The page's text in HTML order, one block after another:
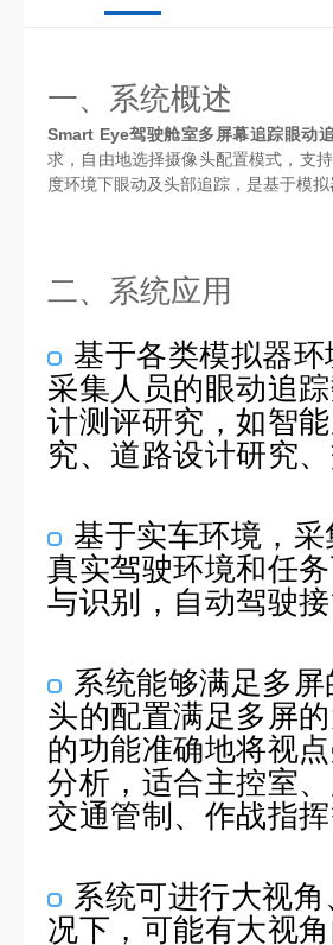
一、系统概述
Smart Eye驾驶舱室多屏幕追踪眼动
求，自由地选择摄像头配置模式，支
度环境下眼动及头部追踪，是基于模
二、系统应用
基于各类模拟器
采集人员的眼动追
计测评研究，如智
究、道路设计研究
基于实车环境，
真实驾驶环境和任
与识别，自动驾驶
系统能够满足多
头的配置满足多屏
的功能准确地将视
分析，适合主控室
交通管制、作战指
系统可进行大视
况下，可能有大视